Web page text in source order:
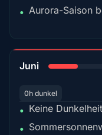
• Aurora-Saison
Juni
0h dunkel
• Keine
•